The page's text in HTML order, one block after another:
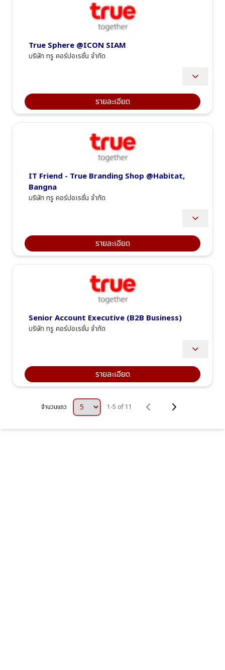
Work collaboratively as a team, support excellent service,
and stay updated with the company’s product knowledge.
Handle customer complaints and resolve issues, provide
and ensure customer satisfaction, including coordinating
with relevant departments.
Manage various systems, information, payments,
True Sphere @ICON SIAM
บริษัท ทรู คอร์ปอเรชั่น จำกัด
- Deliver services based on the "True Sphere First Class Service"
- Collaborate with the team to achieve sales targets, focusing on
cross-selling products and services within the True Group.
- Provide daily service, including food and beverages, while also
Group products and services.
รายละเอียด
IT Friend - True Branding Shop @Habitat,
Bangna
บริษัท ทรู คอร์ปอเรชั่น จำกัด
Provide IT consultation and troubleshooting services to
positive experience.
Provide product information, recommend promotions, and
introduce new products from the True Group.
รายละเอียด
Senior Account Executive (B2B Business)
บริษัท ทรู คอร์ปอเรชั่น จำกัด
Omnichannel which majority located in BMA central and
east region through client's relationship and sale
management to achieve the revenue and key financial
Actively contact, pitch, and close sales with designated
Small Enterprise (Size S) accounts from the assigned
database; drive and secure new revenue streams to
Proactively monitor, follow up, and negotiate contract
รายละเอียด
จำนวนแถว 1 -5 of 11